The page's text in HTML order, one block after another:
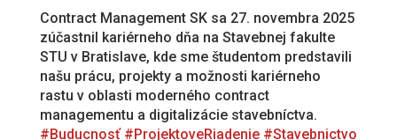
Contract Management SK sa 27. novembra 2025
zúčastnil kariérneho dňa na Stavebnej fakulte
STU v Bratislave, kde sme študentom predstavili
našu prácu, projekty a možnosti kariérneho
rastu v oblasti moderného contract
managementu a digitalizácie stavebníctva.
#Buducnosť #ProjektoveRiadenie #Stavebnictvo